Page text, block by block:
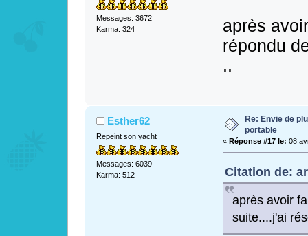
Messages: 3672
Karma: 324
après
répondu
..
Esther62
Repeint son yacht
Messages: 6039
Karma: 512
Re: Envie de
portable
« Réponse #17 le: 08
Citation de:
après avoir
suite....j'ai